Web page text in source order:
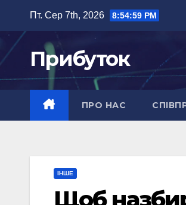
вмісту
Пт. Сер 7th, 2026 8:55:00 PM
Прибуток
ПРО НАС
ІНШЕ
Щоб